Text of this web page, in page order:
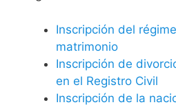
Inscripción del
matrimonio
Inscripción de
en el Registro Civil
Inscripción de la